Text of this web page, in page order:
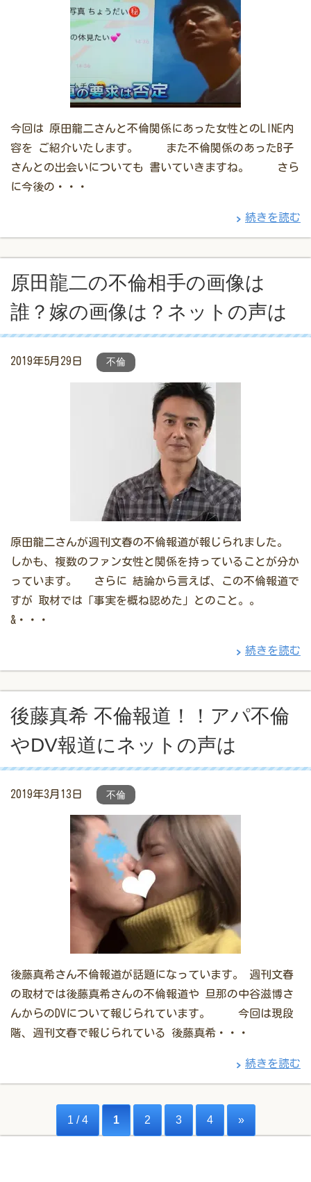
今回は 原田龍二さんと不倫関係にあった女性とのLINE内
容を ご紹介いたします。 また不倫関係のあったB子
さんとの出会いについても 書いていきますね。 さら
に今後の・・・
続きを読む
原田龍二の不倫相手の画像は
誰？嫁の画像は？ネットの声は
2019年5月29日 不倫
原田龍二さんが週刊文春の不倫報道が報じられました。
しかも、複数のファン女性と関係を持っていることが分か
っています。 さらに 結論から言えば、この不倫報道で
すが 取材では「事実を概ね認めた」とのこと。。
&・・・
続きを読む
後藤真希 不倫報道！！アパ不倫
やDV報道にネットの声は
2019年3月13日 不倫
後藤真希さん不倫報道が話題になっています。 週刊文春
の取材では後藤真希さんの不倫報道や 旦那の中谷滋博さ
んからのDVについて報じられています。 今回は現段
階、週刊文春で報じられている 後藤真希・・・
続きを読む
1 / 4 1 2 3 4 »